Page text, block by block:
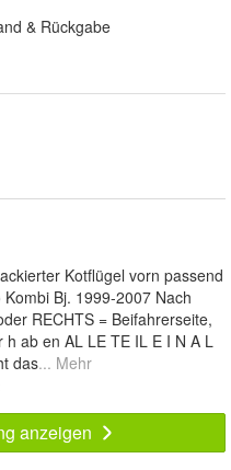
& Rückgabe
Kotflügel vorn passend
Bj. 1999-2007 Nach
RECHTS = Beifahrerseite,
ab en AL LE TE IL E I N A L
das... Mehr
anzeigen